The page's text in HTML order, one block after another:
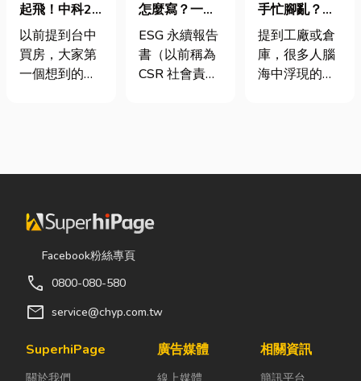
起飛！中科2
期＋台積電效
應發酵，現在
很多人開始看
以前提到台中
買房，大家第
一個想到的大
度越來越高
「沙鹿」。 很
多人實際到沙
鹿走一趟後才
沙鹿，真的和
以前不一樣
通變方便，生
怎麼寫？一定
要上市櫃才寫
嗎？3步驟擺
脫綠色轉型焦
ESG 永續報告
書（以前稱為
CSR 社會責任
責任（S）與
度營運成果的
表」與「永續
多中小企業主
手忙腳亂？包
裝自動化其實
沒有你想像中
那麼遙遠！
提到工廠或倉
庫，很多人腦
海中浮現的畫
著出貨。但你
路購物越來越
Facebook粉絲專頁
call 0800-080-580
mail service@chyp.com.tw
SuperhiPage
關於我們
廣告媒體
線上媒體
相關資訊
簡訊平台